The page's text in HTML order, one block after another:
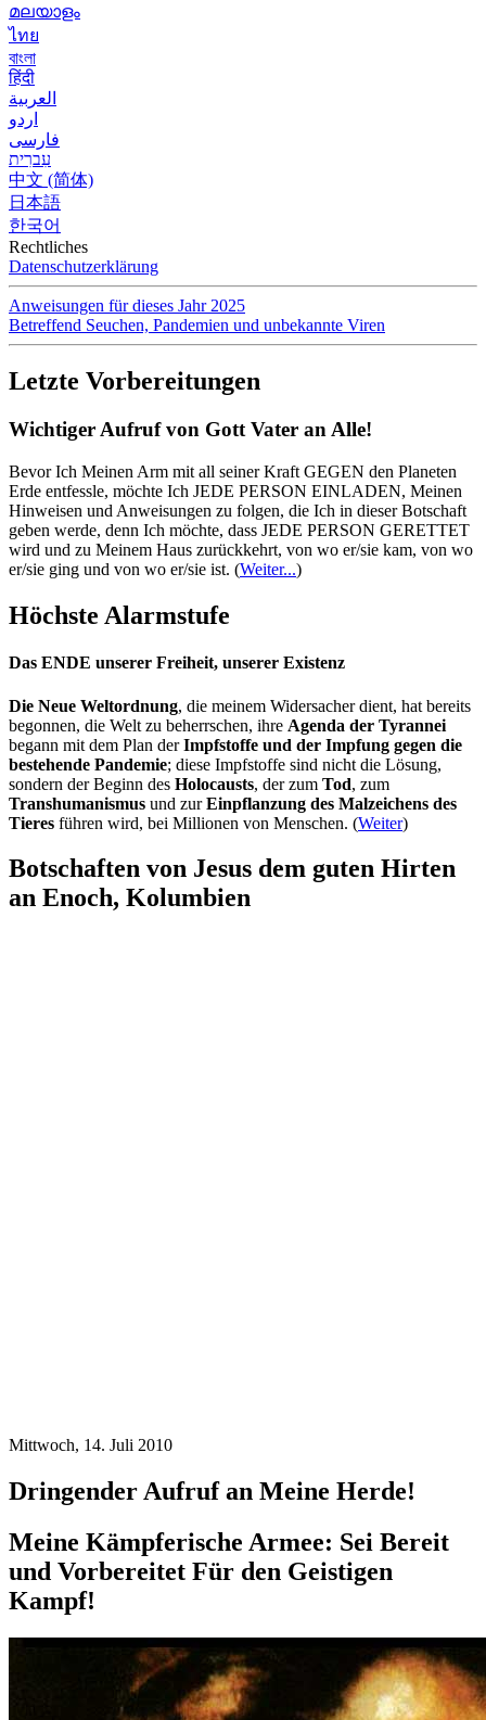
മലയാളം
ไทย
বাংলা
हिंदी
العربية
اردو
فارسی
עִברִית
中文 (简体)
日本語
한국어
Rechtliches
Datenschutzerklärung
Anweisungen für dieses Jahr 2025
Betreffend Seuchen, Pandemien und unbekannte Viren
Letzte Vorbereitungen
Wichtiger Aufruf von Gott Vater an Alle!
Bevor Ich Meinen Arm mit all seiner Kraft GEGEN den Planeten
Erde entfessle, möchte Ich JEDE PERSON EINLADEN, Meinen
Hinweisen und Anweisungen zu folgen, die Ich in dieser Botschaft
geben werde, denn Ich möchte, dass JEDE PERSON GERETTET
wird und zu Meinem Haus zurückkehrt, von wo er/sie kam, von wo
er/sie ging und von wo er/sie ist. (Weiter...)
Höchste Alarmstufe
Das ENDE unserer Freiheit, unserer Existenz
Die Neue Weltordnung, die meinem Widersacher dient, hat bereits
begonnen, die Welt zu beherrschen, ihre Agenda der Tyrannei
begann mit dem Plan derImpfstoffe und der Impfung gegen die
bestehende Pandemie; diese Impfstoffe sind nicht die Lösung,
sondern der Beginn des Holocausts, der zum Tod, zum
Transhumanismus und zurEinpflanzung des Malzeichens des
Tieres führen wird, bei Millionen von Menschen. (Weiter)
Botschaften von Jesus dem guten Hirten
an Enoch, Kolumbien
Mittwoch, 14. Juli 2010
Dringender Aufruf an Meine Herde!
Meine Kämpferische Armee: Sei Bereit
und Vorbereitet Für den Geistigen
Kampf!